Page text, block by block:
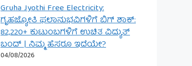
Gruha Jyothi Free Electricity:
ಗೃಹಜ್ಯೋತಿ ಫಲಾನುಭವಿಗಳಿಗೆ ಬಿಗ್ ಶಾಕ್:
82,220+ ಕುಟುಂಬಗಳಿಗೆ ಉಚಿತ ವಿದ್ಯುತ್
ಬಂದ್ | ನಿಮ್ಮ ಹೆಸರೂ ಇದೆಯೇ?
04/08/2026